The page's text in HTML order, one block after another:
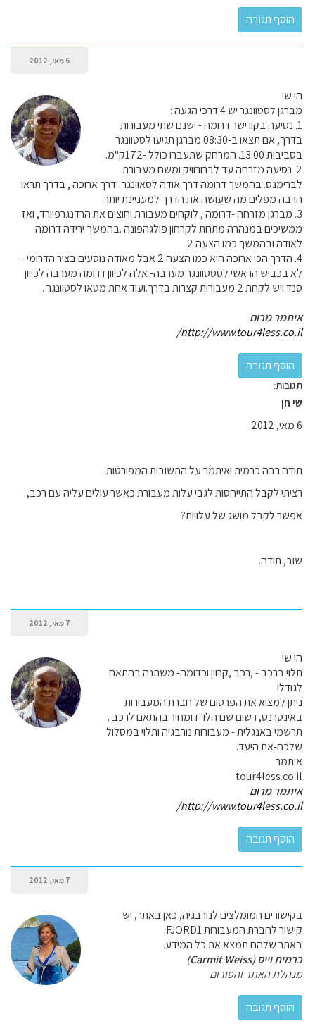
6 מאי, 2012
הי שי
מברגן לסטוונגר יש 4 דרכי הגעה :
1. נסיעה בקוו ישר דרומה - ישנם שתי מעבורות
בדרך, אם תצאו ב-08:30 מברגן תגיעו לסטוונגר
בסביבות 13:00. המרחק שתעברו כולל -172ק"מ.
2. נסיעה מזרחה עד לברורוויק ומשם מעבורת
לברימנס. בהמשך דרומה דרך אודה לסאוונגר- דרך ארוכה , בדרך תראו
הרבה מפלים מה שעושה את הדרך למעניינת יותר.
3. מברגן מזרחה -דרומה , לוקחים מעבורת וחוצים את הרדנגרפיורד, ואז
ממשיכים במנהרה מתחת לקרחון פולגהפונה .בהמשך ירידה דרומה
לאודה ובהמשך כמו הצעה 2.
4. הדרך הכי ארוכה היא כמו הצעה 2 אבל מאודה נוסעים בציר הדרומי -
לא בכביש הראשי לססטוונגר מערבה- אלה לכיוון דרומה מערבה לכיוון
סנד ויש לקחת 2 מעבורות קצרות בדרך.ועוד אחת מטאו לסטוונגר .
איתמר מרום
http://www.tour4less.co.il/
תגובות:
שי חן
6 מאי, 2012
תודה רבה כרמית ואיתמר על התשובות המפורטות.
רציתי לקבל התייחסות לגבי עלות מעבורת כאשר עולים עליה עם רכב,
אפשר לקבל מושג של עלויות?
שוב, תודה.
7 מאי, 2012
הי שי
תלוי ברכב - ,רכב ,קרוון וכדומה- משתנה בהתאם
לגודלו.
ניתן למצוא את הפרסום של חברת המעבורות
באינטרנט, רשום שם הלו"ז ומחיר בהתאם לרכב .
תרשמי באנגלית - מעבורות נורבגיה ותלוי במסלול
שלכם-את היעד.
איתמר
tour4less.co.il
איתמר מרום
http://www.tour4less.co.il/
7 מאי, 2012
בקישורים המומלצים לנורבגיה, כאן באתר, יש
קישור לחברת המעבורות FJORD1.
באתר שלהם תמצא את כל המידע.
כרמית וייס (Carmit Weiss)
מנהלת האתר והפורום